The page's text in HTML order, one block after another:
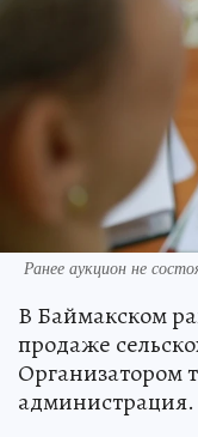
Ранее аукцион не
В Баймакском
продаже
Организатором
администрация.